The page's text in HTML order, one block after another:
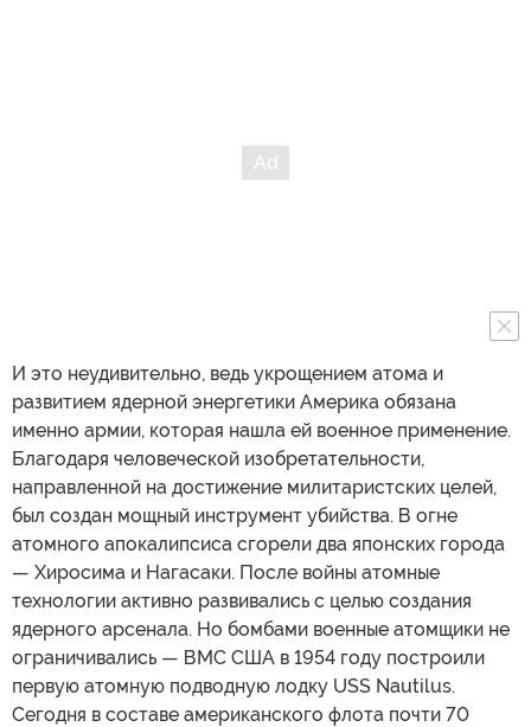
И это неудивительно, ведь укрощением атома и
развитием ядерной энергетики Америка обязана
именно армии, которая нашла ей военное применение.
Благодаря человеческой изобретательности,
направленной на достижение милитаристских целей,
был создан мощный инструмент убийства. В огне
атомного апокалипсиса сгорели два японских города
— Хиросима и Нагасаки. После войны атомные
технологии активно развивались с целью создания
ядерного арсенала. Но бомбами военные атомщики не
ограничивались — ВМС США в 1954 году построили
первую атомную подводную лодку USS Nautilus.
Сегодня в составе американского флота почти 70